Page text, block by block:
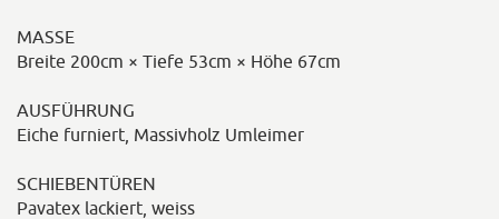
MASSE
Breite 200cm × Tiefe 53cm × Höhe 67cm
AUSFÜHRUNG
Eiche furniert, Massivholz Umleimer
SCHIEBENTÜREN
Pavatex lackiert, weiss